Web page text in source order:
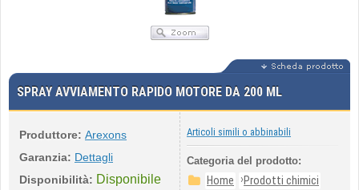
SPRAY AVVIAMENTO RAPIDO MOTORE DA 200 ML
Produttore: Arexons
Garanzia: Dettagli
Disponibilità: Disponibile
Articoli simili o abbinabili
Categoria del prodotto:
Home ›Prodotti chimici